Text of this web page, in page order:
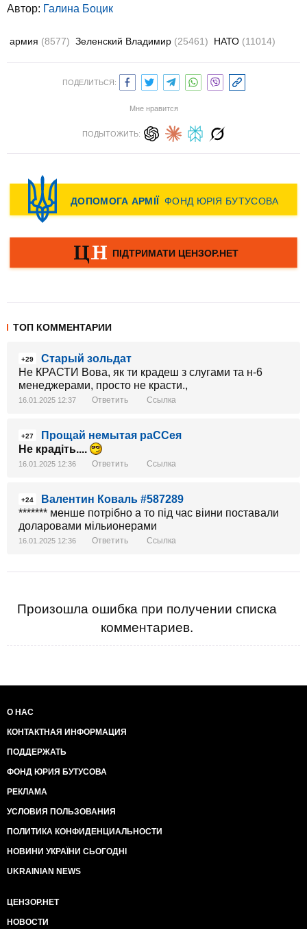
Автор: Галина Боцик
армия (8577) Зеленский Владимир (25461) НАТО (11014)
ПОДЕЛИТЬСЯ:
Мне нравится
ПОДЫТОЖИТЬ:
ТОП КОММЕНТАРИИ
+29
Старый зольдат
Не КРАСТИ Вова, як ти крадеш з слугами та н-6
менеджерами, просто не красти.,
16.01.2025 12:37 Ответить Ссылка
+27
Прощай немытая раССея
Не крадіть....
16.01.2025 12:36 Ответить Ссылка
+24
Валентин Коваль #587289
******* менше потрібно а то під час віини поставали
доларовами мільионерами
16.01.2025 12:36 Ответить Ссылка
Произошла ошибка при получении списка
комментариев.
О НАС
КОНТАКТНАЯ ИНФОРМАЦИЯ
ПОДДЕРЖАТЬ
ФОНД ЮРИЯ БУТУСОВА
РЕКЛАМА
УСЛОВИЯ ПОЛЬЗОВАНИЯ
ПОЛИТИКА КОНФИДЕНЦИАЛЬНОСТИ
НОВИНИ УКРАЇНИ СЬОГОДНІ
UKRAINIAN NEWS
ЦЕНЗОР.НЕТ
НОВОСТИ